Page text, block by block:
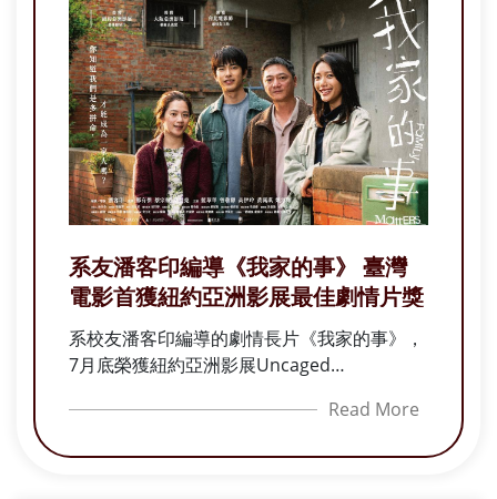
系友潘客印編導《我家的事》 臺灣
電影首獲紐約亞洲影展最佳劇情片獎
系校友潘客印編導的劇情長片《我家的事》，
7月底榮獲紐約亞洲影展Uncaged
於該單元獲獎的臺灣電影，更為國片寫下嶄新
Read More